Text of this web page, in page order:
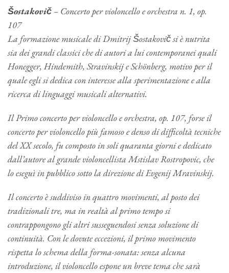
Šostakovič – Concerto per violoncello e orchestra n. 1, op.
107
La formazione musicale di Dmitrij Šostakovič si è nutrita
sia dei grandi classici che di autori a lui contemporanei quali
Honegger, Hindemith, Stravinskij e Schönberg, motivo per il
quale egli si dedica con interesse alla sperimentazione e alla
ricerca di linguaggi musicali alternativi.
IlPrimo concerto per violoncello e orchestra, op. 107, forse il
concerto per violoncello più famoso e denso di difficoltà tecniche
del XX secolo, fu composto in soli quaranta giorni e dedicato
dall’autore al grande violoncellista Mstislav Rostropovic, che
lo eseguì in pubblico sotto la direzione di Evgenij Mravinskij.
Il concerto è suddiviso in quattro movimenti, al posto dei
tradizionali tre, ma in realtà al primo tempo si
contrappongono gli altri susseguendosi senza soluzione di
continuità. Con le dovute eccezioni, il primo movimento
rispetta lo schema della forma-sonata: senza alcuna
introduzione, il violoncello espone un breve tema che sarà